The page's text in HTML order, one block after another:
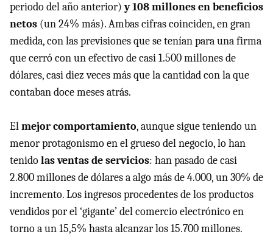
periodo del año anterior)y 108 millones en beneficios
netos (un 24% más). Ambas cifras coinciden, en gran
medida, con las previsiones que se tenían para una firma
que cerró con un efectivo de casi 1.500 millones de
dólares, casi diez veces más que la cantidad con la que
contaban doce meses atrás.
Elmejor comportamiento, aunque sigue teniendo un
menor protagonismo en el grueso del negocio, lo han
tenidolas ventas de servicios: han pasado de casi
2.800 millones de dólares a algo más de 4.000, un 30% de
incremento. Los ingresos procedentes de los productos
vendidos por el ‘gigante’ del comercio electrónico en
torno a un 15,5% hasta alcanzar los 15.700 millones.